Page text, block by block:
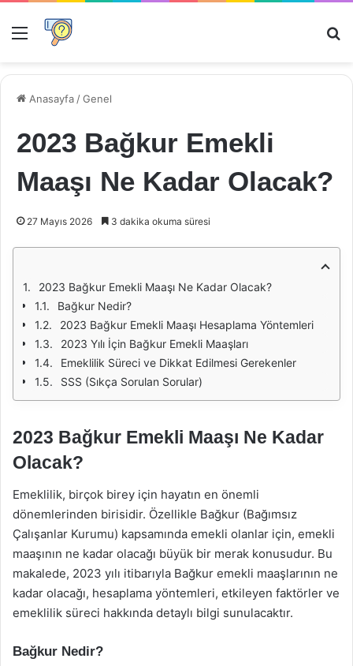
Menü
Anasayfa /Genel
2023 Bağkur Emekli
Maaşı Ne Kadar Olacak?
27 Mayıs 2026 3 dakika okuma süresi
2023 Bağkur Emekli Maaşı Ne Kadar Olacak?
Bağkur Nedir?
2023 Bağkur Emekli Maaşı Hesaplama Yöntemleri
2023 Yılı İçin Bağkur Emekli Maaşları
Emeklilik Süreci ve Dikkat Edilmesi Gerekenler
SSS (Sıkça Sorulan Sorular)
2023 Bağkur Emekli Maaşı Ne Kadar
Olacak?
Emeklilik, birçok birey için hayatın en önemli
dönemlerinden birisidir. Özellikle Bağkur (Bağımsız
Çalışanlar Kurumu) kapsamında emekli olanlar için, emekli
maaşının ne kadar olacağı büyük bir merak konusudur. Bu
makalede, 2023 yılı itibarıyla Bağkur emekli maaşlarının ne
kadar olacağı, hesaplama yöntemleri, etkileyen faktörler ve
emeklilik süreci hakkında detaylı bilgi sunulacaktır.
Bağkur Nedir?